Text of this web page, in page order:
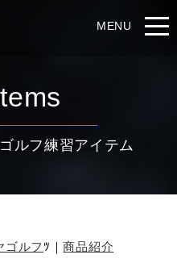
ルフ練習アイテム
ゴルフ 商品紹介